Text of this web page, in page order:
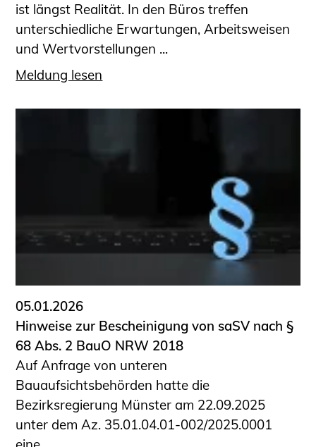
ist längst Realität. In den Büros treffen
unterschiedliche Erwartungen, Arbeitsweisen
und Wertvorstellungen ...
Meldung lesen
05.01.2026
Hinweise zur Bescheinigung von saSV nach §
68 Abs. 2 BauO NRW 2018
Auf Anfrage von unteren
Bauaufsichtsbehörden hatte die
Bezirksregierung Münster am 22.09.2025
unter dem Az. 35.01.04.01-002/2025.0001